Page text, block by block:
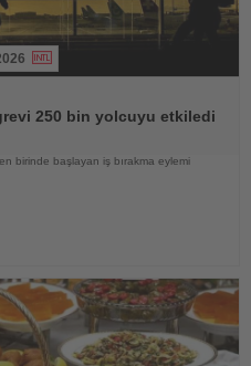
250 bin yolcuyu etkiledi
birinde başlayan iş bırakma eylemi